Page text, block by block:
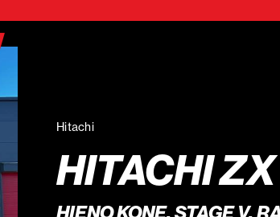
Hitachi
HITACHI